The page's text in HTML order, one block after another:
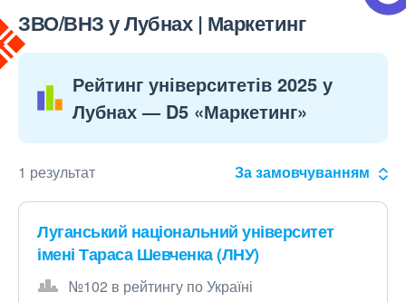
ЗВО/ВНЗ у Лубнах | Маркетинг
Рейтинг університетів 2025 у
Лубнах — D5 «Маркетинг»
1 результат За замовчуванням
Луганський національний університет
імені Тараса Шевченка (ЛНУ)
№102 в рейтингу по Україні